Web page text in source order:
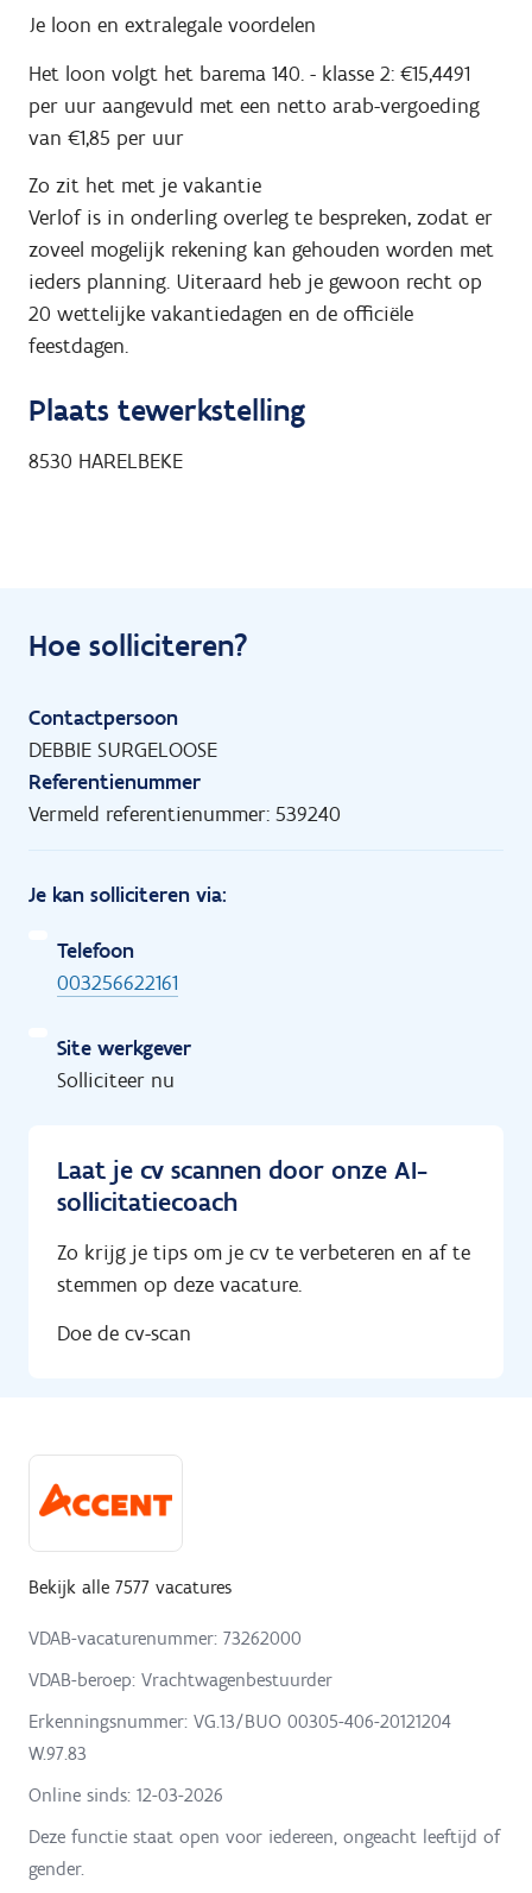
Je loon en extralegale voordelen
Het loon volgt het barema 140. - klasse 2: €15,4491
per uur aangevuld met een netto arab-vergoeding
van €1,85 per uur
Zo zit het met je vakantie
Verlof is in onderling overleg te bespreken, zodat er
zoveel mogelijk rekening kan gehouden worden met
ieders planning. Uiteraard heb je gewoon recht op
20 wettelijke vakantiedagen en de officiële
feestdagen.
Plaats tewerkstelling
8530 HARELBEKE
Hoe solliciteren?
Contactpersoon
DEBBIE SURGELOOSE
Referentienummer
Vermeld referentienummer: 539240
Je kan solliciteren via:
Telefoon
003256622161
Site werkgever
Solliciteer nu
Laat je cv scannen door onze AI-
sollicitatiecoach
Zo krijg je tips om je cv te verbeteren en af te
stemmen op deze vacature.
Doe de cv-scan
Bekijk alle 7577 vacatures
VDAB-vacaturenummer: 73262000
VDAB-beroep: Vrachtwagenbestuurder
Erkenningsnummer: VG.13/BUO 00305-406-20121204
W.97.83
Online sinds: 12-03-2026
Deze functie staat open voor iedereen, ongeacht leeftijd of
gender.